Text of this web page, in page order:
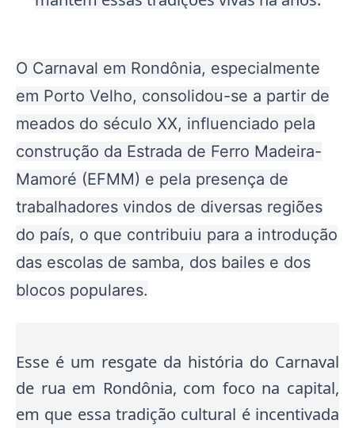
O Carnaval em Rondônia, especialmente
em Porto Velho, consolidou-se a partir de
meados do século XX, influenciado pela
construção da Estrada de Ferro Madeira-
Mamoré (EFMM) e pela presença de
trabalhadores vindos de diversas regiões
do país, o que contribuiu para a introdução
das escolas de samba, dos bailes e dos
blocos populares.
Esse é um resgate da história do Carnaval
de rua em Rondônia, com foco na capital,
em que essa tradição cultural é incentivada